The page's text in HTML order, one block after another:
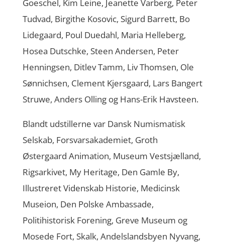
Goeschel, Kim Leine, Jeanette Varberg, Peter
Tudvad, Birgithe Kosovic, Sigurd Barrett, Bo
Lidegaard, Poul Duedahl, Maria Helleberg,
Hosea Dutschke, Steen Andersen, Peter
Henningsen, Ditlev Tamm, Liv Thomsen, Ole
Sønnichsen, Clement Kjersgaard, Lars Bangert
Struwe, Anders Olling og Hans-Erik Havsteen.
Blandt udstillerne var Dansk Numismatisk
Selskab, Forsvarsakademiet, Groth
Østergaard Animation, Museum Vestsjælland,
Rigsarkivet, My Heritage, Den Gamle By,
Illustreret Videnskab Historie, Medicinsk
Museion, Den Polske Ambassade,
Politihistorisk Forening, Greve Museum og
Mosede Fort, Skalk, Andelslandsbyen Nyvang,